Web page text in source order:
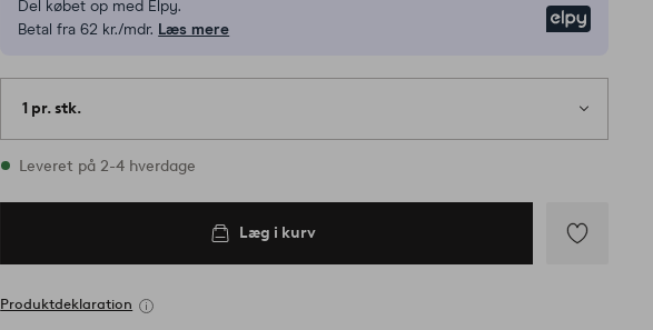
Del købet op med Elpy.
Betal fra 62 kr./mdr. Læs mere
1 pr. stk.
På lager
Leveret på 2-4 hverdage
Læg i kurv
Produktdeklaration